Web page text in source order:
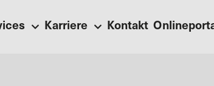
Karriere Kontakt